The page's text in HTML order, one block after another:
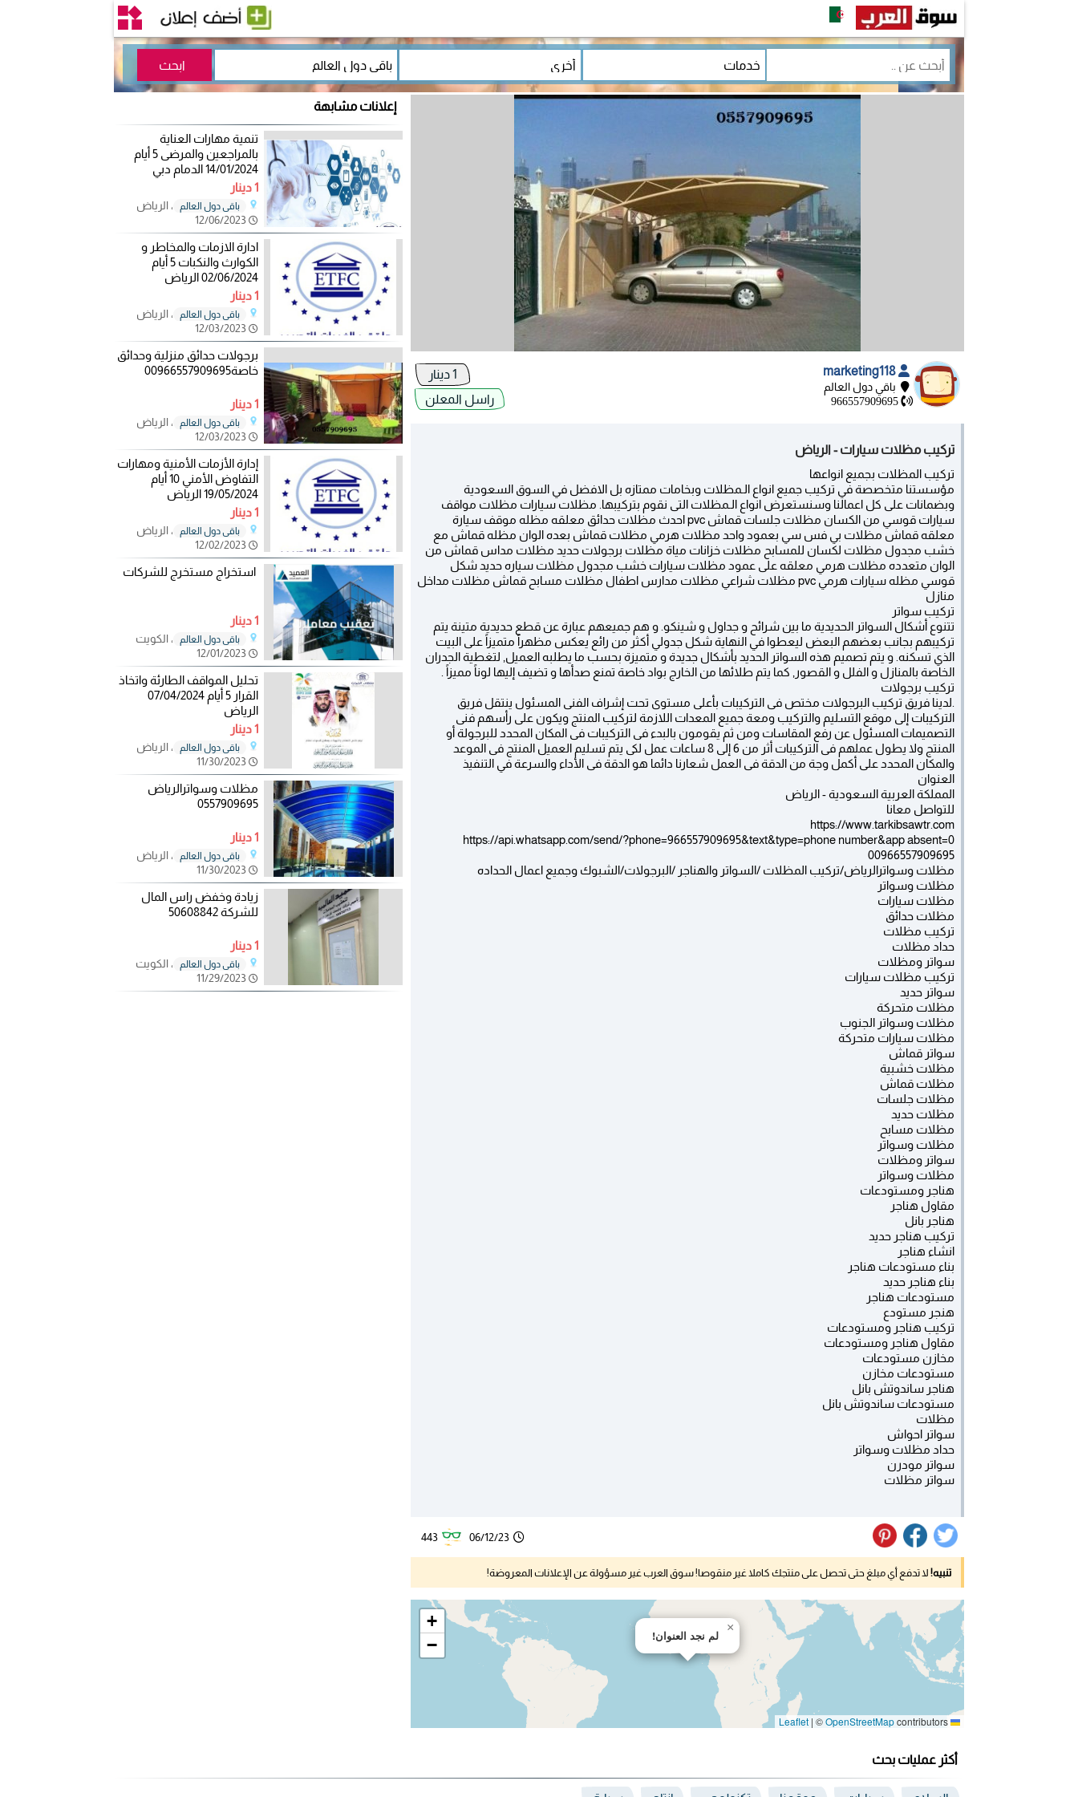
باقي دول العالم
966557909695
راسل المعلن
تركيب مظلات سيارات - الرياض
تركيب المظلات بجميع انواعها
مؤسستنا متخصصة في تركيب جميع انواع الـمظلات وبخامات ممتازه بل الافضل في السوق السعودية
سيارات قوسي من الكسان مظلات جلسات قماش pvc احدث مظلات حدائق معلقه مظله موقف سيارة
معلقه قماش مظلات بي فس سي بعمود واحد مظلات هرمي مظلات قماش بعده الوان مظله قماش مع
خشب مجدول مظلات لكسان للمسابح مظلات خزانات مياة مظلات برجولات حديد مظلات مداس قماش من
الوان متعدده مظلات هرمي معلقه على عمود مظلات سيارات خشب ‫‬مجدول مظلات سياره حديد شكل
قوسي مظله سيارات هرمي pvc مظلات شراعي مظلات مدارس اطفال مظلات مسابح قماش مظلات مداخل
منازل
تركيب سواتر
تتنوع أشكال السواتر الحديدية ما بين شرائح و جداول و شينكو. و هم جميعهم عبارة عن قطع حديدية متينة يتم
تركيبهم بجانب بعضهم البعض ليعطوا في النهاية شكل جدولي أكثر من رائع يعكس مظهراً متميزاً على البيت
الذي تسكنه. و يتم تصميم هذه السواتر الحديد بأشكال جديدة و متميزة بحسب ما يطلبه العميل, لتغطية الجدران
الخاصة بالمنازل و الفلل و القصور, كما يتم طلائها من الخارج بواد خاصة تمنع صدأها و تضيف إليها لوناً مميزاً .
تركيب برجولات
.لدينا فريق تركيب البرجولات مختص فى التركيبات بأعلى مستوى تحت إشراف الفنى المسئول ينتقل فريق
التركيبات إلى موقع التسليم والتركيب ومعة جميع المعدات اللازمة لتركيب المنتج ويكون على رأسهم فنى
التصميمات المسئول عن رفع المقاسات ومن ثم يقومون بالبدء فى التركيبات فى المكان المحدد للبرجولة أو
المنتج ولا يطول عملهم فى التركيبات أثر من 6 إلى 8 ساعات عمل لكى يتم تسليم العميل المنتج فى الموعد
والمكان المحدد على أكمل وجة من الدقة فى العمل شعارنا دائما هو الدقة فى الأداء والسرعة في التنفيذ
العنوان
المملكة العربية السعودية - الرياض
للتواصل معانا
https://www.tarkibsawtr.com
https://api.whatsapp.com/send/?phone=966557909695&text&type=phone number&app absent=0
00966557909695
مظلات وسواترالرياض/تركيب المظلات /السواتر والهناجر /البرجولات/الشبوك وجميع اعمال الحداده
مظلات وسواتر
مظلات سيارات
مظلات حدائق
تركيب مظلات
حداد مظلات
سواتر ومظلات
تركيب مظلات سيارات
سواتر حديد
مظلات متحركة
مظلات وسواتر الجنوب
مظلات سيارات متحركة
سواتر قماش
مظلات خشبية
مظلات قماش
مظلات جلسات
مظلات حديد
مظلات مسابح
مظلات وسواتر
سواتر ومظلات
مظلات وسواتر
هناجر ومستودعات
مقاول هناجر
هناجر بانل
تركيب هناجر حديد
انشاء هناجر
بناء مستودعات هناجر
بناء هناجر حديد
مستودعات هناجر
هنجر مستودع
تركيب هناجر ومستودعات
مقاول هناجر ومستودعات
مخازن مستودعات
مستودعات مخازن
هناجر ساندوتش بانل
مستودعات ساندوتش بانل
مظلات
سواتر احواش
حداد مظلات وسواتر
سواتر مودرن
سواتر مظلات
06/12/23
443
تنبيه! لا تدفع أي مبلغ حتى تحصل على منتجك كاملا غير منقوصا! سوق العرب غير مسؤولة عن الإعلانات المعروضة!
لم نجد العنوان!
×
+
−
| ©OpenStreetMapcontributors
إعلانات مشابهة
تنمية مهارات العناية
بالمراجعين والمرضى 5 أيام
14/01/2024 الدمام دبي
1 دينار
باقي دول العالم
، الرياض
12/06/2023
ادارة الازمات والمخاطر و
الكوارث والنكبات 5 أيام
02/06/2024 الرياض
1 دينار
باقي دول العالم
، الرياض
12/03/2023
برجولات حدائق منزلية وحدائق
خاصة00966557909695
1 دينار
باقي دول العالم
، الرياض
12/03/2023
إدارة الأزمات الأمنية ومهارات
التفاوض الأمني 10 أيام
19/05/2024 الرياض
1 دينار
باقي دول العالم
، الرياض
12/02/2023
استخراج مستخرج للشركات
1 دينار
باقي دول العالم
، الكويت
12/01/2023
تحليل المواقف الطارئة واتخاذ
القرار 5 أيام 07/04/2024
الرياض
1 دينار
باقي دول العالم
، الرياض
11/30/2023
مظلات وسواترالرياض
0557909695
1 دينار
باقي دول العالم
، الرياض
11/30/2023
زيادة وخفض راس المال
للشركة 50608842
1 دينار
باقي دول العالم
، الكويت
11/29/2023
أكثر عمليات بحث